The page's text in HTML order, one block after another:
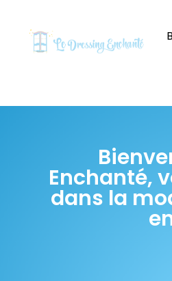
Enchanté,
dans la